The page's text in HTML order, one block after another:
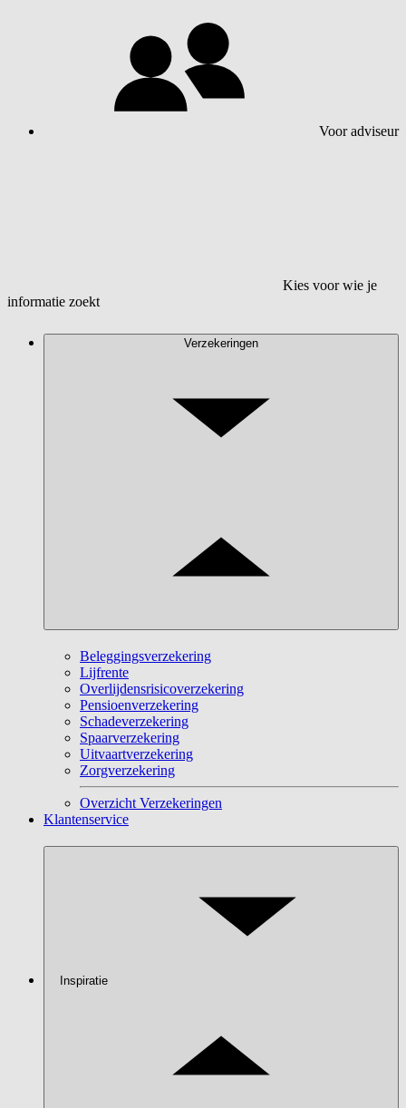
Voor adviseur
Kies voor wie je
informatie zoekt
Verzekeringen
Beleggingsverzekering
Lijfrente
Overlijdensrisicoverzekering
Pensioenverzekering
Schadeverzekering
Spaarverzekering
Uitvaartverzekering
Zorgverzekering
Overzicht Verzekeringen
Klantenservice
Inspiratie